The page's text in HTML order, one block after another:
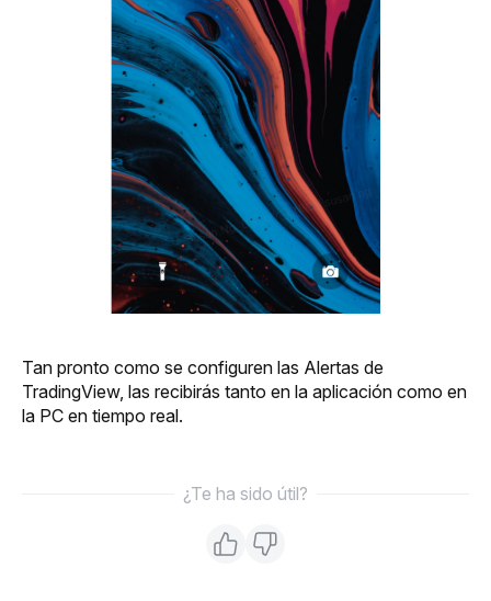
Tan pronto como se configuren las Alertas de
TradingView, las recibirás tanto en la aplicación como en
la PC en tiempo real.
¿Te ha sido útil?